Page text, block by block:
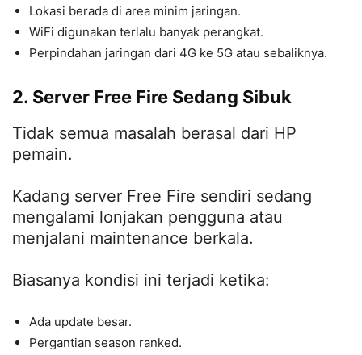
Lokasi berada di area minim jaringan.
WiFi digunakan terlalu banyak perangkat.
Perpindahan jaringan dari 4G ke 5G atau sebaliknya.
2. Server Free Fire Sedang Sibuk
Tidak semua masalah berasal dari HP
pemain.
Kadang server Free Fire sendiri sedang
mengalami lonjakan pengguna atau
menjalani maintenance berkala.
Biasanya kondisi ini terjadi ketika:
Ada update besar.
Pergantian season ranked.